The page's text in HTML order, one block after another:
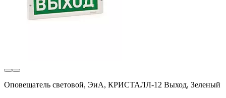
Оповещатель световой, ЭиА, КРИСТАЛЛ-12 Выход, Зеленый